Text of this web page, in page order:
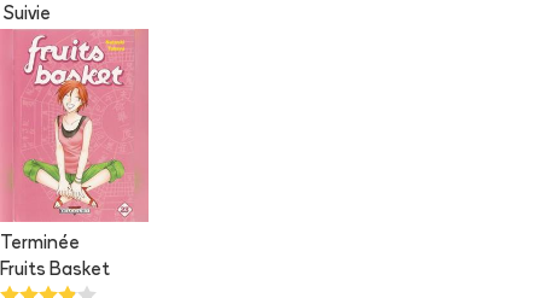
Suivie
Terminée
Fruits Basket